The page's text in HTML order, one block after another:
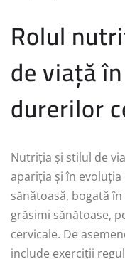
Rolul
de viață
durerilor
Nutriția și stilul de
apariția și în
sănătoasă, bogată
grăsimi sănătoase,
cervicale. De
include exerciții